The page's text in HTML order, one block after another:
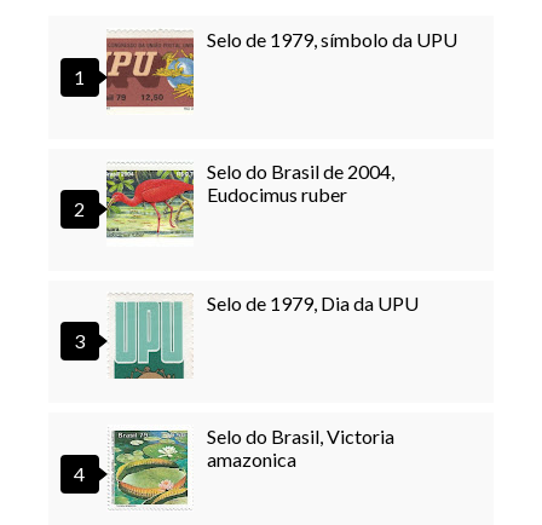
Selo de 1979, símbolo da UPU
Selo do Brasil de 2004,
Eudocimus ruber
Selo de 1979, Dia da UPU
Selo do Brasil, Victoria
amazonica